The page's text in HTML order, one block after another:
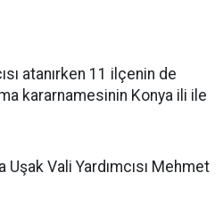
atanırken 11 ilçenin de
kararnamesinin Konya ili ile
Uşak Vali Yardımcısı Mehmet